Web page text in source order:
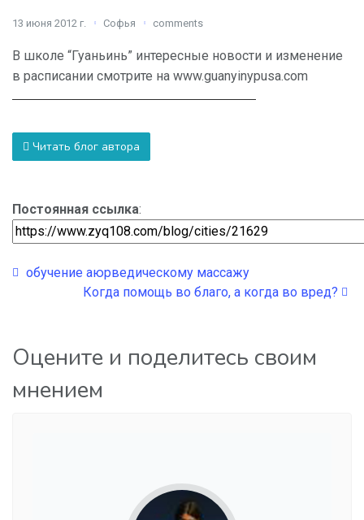
13 июня 2012 г. Софья comments
В школе “Гуаньинь” интересные новости и изменение
в расписании смотрите на www.guanyinypusa.com
Читать блог автора
Постоянная ссылка:
обучение аюрведическому массажу
Когда помощь во благо, а когда во вред?
Оцените и поделитесь своим
мнением